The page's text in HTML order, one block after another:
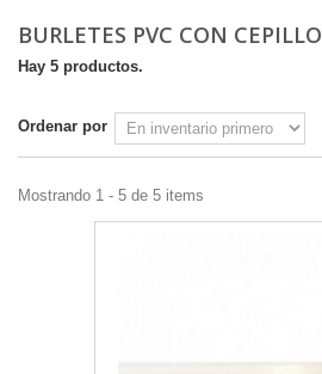
BURLETES PVC CON CEPILLO
Hay 5 productos.
Ordenar por
Mostrando 1 - 5 de 5 items